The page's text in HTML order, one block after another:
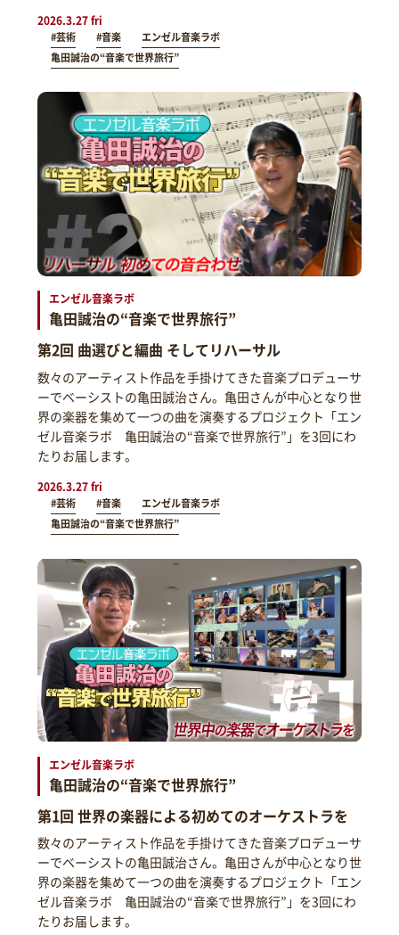
2026.3.27 fri
#芸術 #音楽
エンゼル音楽ラボ
亀田誠治の“音楽で世界旅行”
エンゼル音楽ラボ
亀田誠治の“音楽で世界旅行”
第2回 曲選びと編曲 そしてリハーサル
数々のアーティスト作品を手掛けてきた音楽プロデューサ
ーでベーシストの亀田誠治さん。亀田さんが中心となり世
界の楽器を集めて一つの曲を演奏するプロジェクト「エン
ゼル音楽ラボ 亀田誠治の“音楽で世界旅行”」を3回にわ
たりお届します。
2026.3.27 fri
#芸術 #音楽
エンゼル音楽ラボ
亀田誠治の“音楽で世界旅行”
エンゼル音楽ラボ
亀田誠治の“音楽で世界旅行”
第1回 世界の楽器による初めてのオーケストラを
数々のアーティスト作品を手掛けてきた音楽プロデューサ
ーでベーシストの亀田誠治さん。亀田さんが中心となり世
界の楽器を集めて一つの曲を演奏するプロジェクト「エン
ゼル音楽ラボ 亀田誠治の“音楽で世界旅行”」を3回にわ
たりお届します。